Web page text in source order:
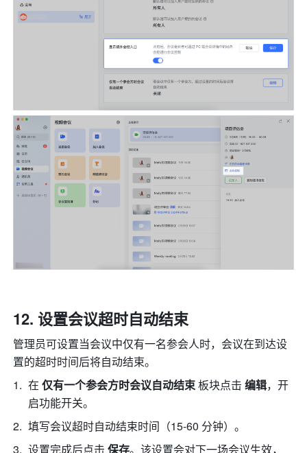
设置会议超时自动结束
管理员可设置当会议中仅有一名参会人时，会议在到达设
置的超时时间后将自动结束。
在 仅有一个参会方时会议自动结束 板块点击 编辑，开
启功能开关。
填写会议超时自动结束时间（15-60 分钟）。
设置完成后点击 保存。该设置会对下一场会议生效，